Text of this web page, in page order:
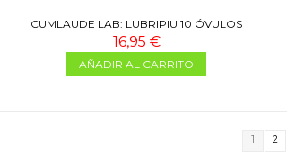
CUMLAUDE LAB: LUBRIPIU 10 ÓVULOS
16,95 €
AÑADIR AL CARRITO
1 2